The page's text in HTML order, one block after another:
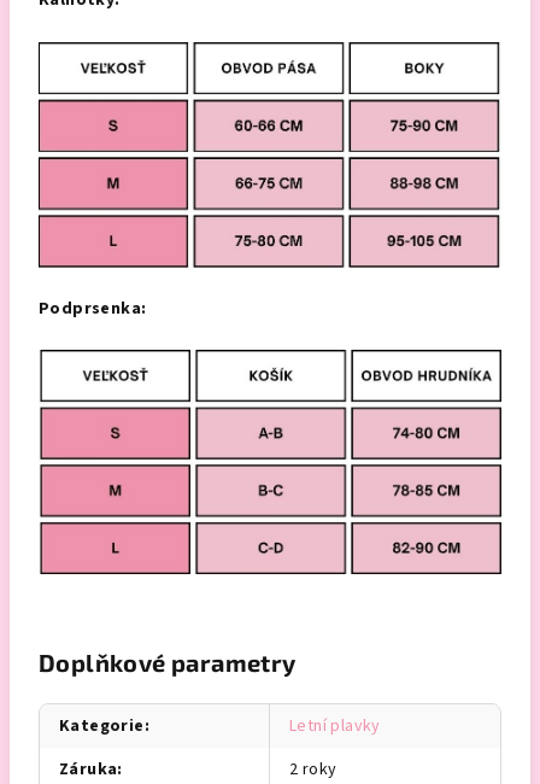
Podprsenka:
Doplňkové parametry
Kategorie:
Letní plavky
Záruka: 2 roky